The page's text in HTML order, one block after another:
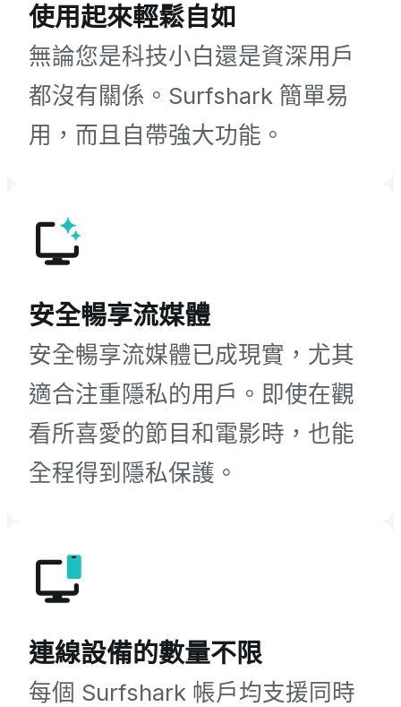
使用起來輕鬆自如
無論您是科技小白還是資深用戶
都沒有關係。Surfshark 簡單易
用，而且自帶強大功能。
安全暢享流媒體
安全暢享流媒體已成現實，尤其
適合注重隱私的用戶。即使在觀
看所喜愛的節目和電影時，也能
全程得到隱私保護。
連線設備的數量不限
每個 Surfshark 帳戶均支援同時